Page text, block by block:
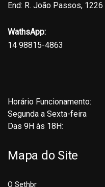
End: R. João Passos, 1226
WathsApp:
14 98815-4863
Horário Funcionamento:
Segunda a Sexta-feira
Das 9H às 18H:
Mapa do Site
O Sethbr